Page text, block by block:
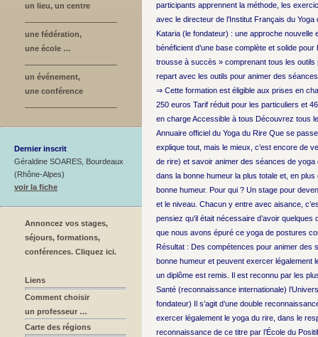
un lieu, un centre
une fédération,
une école …
un événement,
une conférence
Dernier inscrit
Géraldine SOARES, Bourdeaux
(Rhône-Alpes)
voir la fiche
Annoncez vos stages,
séjours, formations,
conférences. Cliquez ici.
Liens
Comment choisir
un professeur …
Carte des régions
participants apprennent la méthode, les
avec le directeur de l’Institut Français du
Kataria (le fondateur) : une approche
bénéficient d’une base complète et solide
trousse à succès » comprenant tous les
repart avec les outils pour animer des
⇒ Cette formation est éligible aux prises en
250 euros Tarif réduit pour les particuliers et
en charge Accessible à tous Découvrez tous
Annuaire officiel du Yoga du Rire Que se
explique tout, mais le mieux, c’est encore de
de rire) et savoir animer des séances de yoga
dans la bonne humeur la plus totale et, en
bonne humeur. Pour qui ? Un stage pour
et le niveau. Chacun y entre avec aisance,
pensiez qu'il était nécessaire d’avoir
que nous avons épuré ce yoga de postures
Résultat : Des compétences pour animer des
bonne humeur et peuvent exercer légalement
un diplôme est remis. Il est reconnu par les
Santé (reconnaissance internationale)
fondateur) Il s’agit d’une double
exercer légalement le yoga du rire, dans le
reconnaissance de ce titre par l’École du